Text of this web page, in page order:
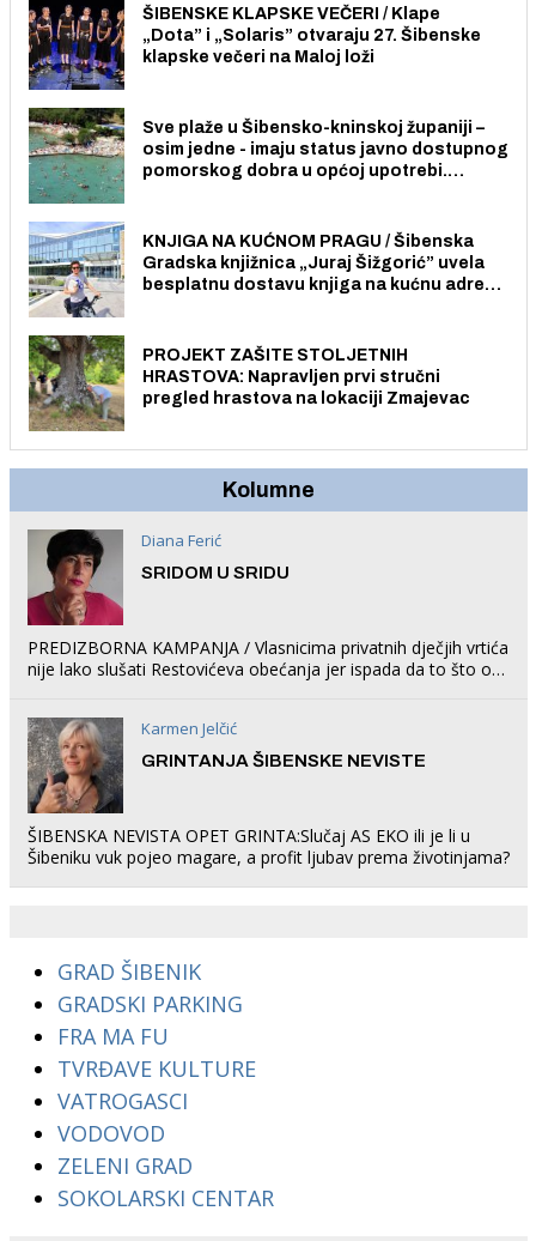
ŠIBENSKE KLAPSKE VEČERI / Klape
„Dota” i „Solaris” otvaraju 27. Šibenske
klapske večeri na Maloj loži
Sve plaže u Šibensko-kninskoj županiji –
osim jedne - imaju status javno dostupnog
pomorskog dobra u općoj upotrebi.
KNJIGA NA KUĆNOM PRAGU / Šibenska
Gradska knjižnica „Juraj Šižgorić” uvela
besplatnu dostavu knjiga na kućnu adresu
PROJEKT ZAŠITE STOLJETNIH
HRASTOVA: Napravljen prvi stručni
pregled hrastova na lokaciji Zmajevac
Kolumne
Diana Ferić
SRIDOM U SRIDU
PREDIZBORNA KAMPANJA / Vlasnicima privatnih dječjih vrtića
nije lako slušati Restovićeva obećanja jer ispada da to što oni
Karmen Jelčić
GRINTANJA ŠIBENSKE NEVISTE
ŠIBENSKA NEVISTA OPET GRINTA:Slučaj AS EKO ili je li u
Šibeniku vuk pojeo magare, a profit ljubav prema životinjama?
GRAD ŠIBENIK
GRADSKI PARKING
FRA MA FU
TVRĐAVE KULTURE
VATROGASCI
VODOVOD
ZELENI GRAD
SOKOLARSKI CENTAR